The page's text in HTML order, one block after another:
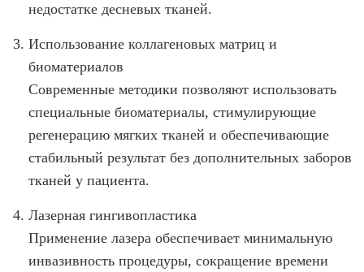
недостатке десневых тканей.
Использование коллагеновых матриц и
биоматериалов
Современные методики позволяют использовать
специальные биоматериалы, стимулирующие
регенерацию мягких тканей и обеспечивающие
стабильный результат без дополнительных заборов
тканей у пациента.
Лазерная гингивопластика
Применение лазера обеспечивает минимальную
инвазивность процедуры, сокращение времени